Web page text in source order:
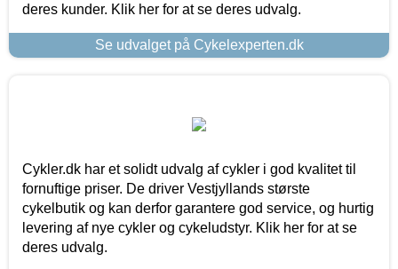
deres kunder. Klik her for at se deres udvalg.
Se udvalget på Cykelexperten.dk
Cykler.dk har et solidt udvalg af cykler i god kvalitet til
fornuftige priser. De driver Vestjyllands største
cykelbutik og kan derfor garantere god service, og hurtig
levering af nye cykler og cykeludstyr. Klik her for at se
deres udvalg.